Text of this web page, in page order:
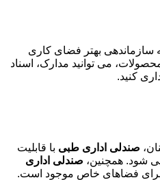
سازماندهی بهتر فضای کاری
می توانید مدارک، اسناد
کنید.
صندلی اداری طبی با قابلیت
شود. همچنین، صندلی اداری
فضاهای خاص موجود است.